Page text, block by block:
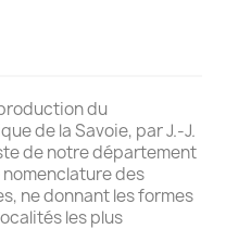
du
de la Savoie, par J.-J.
de notre département
nomenclature des
ne donnant les formes
les plus